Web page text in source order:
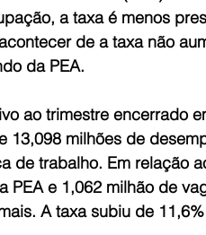
a taxa é menos
de a taxa não
da PEA.
ao trimestre encerrado
13,098 milhões de
de trabalho. Em relação
PEA e 1,062 milhão de
A taxa subiu de